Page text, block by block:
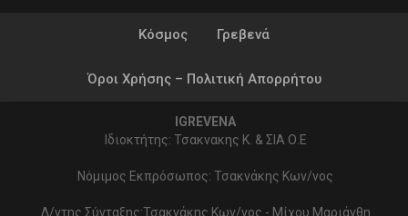
Κόσμος Γρεβενά
Όροι Χρήσης – Πολιτική Απορρήτου
IGREVENA
Ιδιοκτήτης: Τσακνακης Κ. & ΣΙΑ Ο.Ε
Νόμιμος Εκπρόσωπος: Τσακνάκης Κων/νος
Δ/ντης Σύνταξης:Τσακνάκης Κων/νος - Μίχου Μαριάνθη